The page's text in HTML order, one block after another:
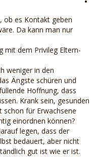
ob es Kontakt geben
Da kann man nur
mit dem Privileg Eltern-
weniger in den
Ängste schüren und
Hoffnung, dass
Krank sein, gesunden
schon für Erwachsene
einordnen können?
legen, dass der
bedauert, aber nicht
gut ist wie er ist.